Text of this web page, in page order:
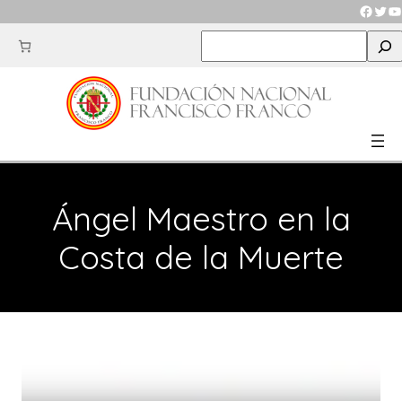
al
contenido
e
r
c
Ángel Maestro en la
Costa de la Muerte